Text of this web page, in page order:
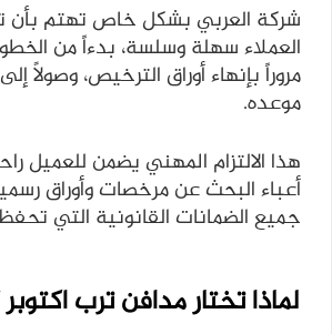
شركة العربي بشكل خاص تهتم بأن
العملاء سهلة وسلسة، بدءاً من
مروراً بإنهاء أوراق الترخيص، وصولاً
موعده.
هذا الالتزام المهني يضمن للعميل
أعباء البحث عن مرخصات وأوراق
جميع الضمانات القانونية التي
لماذا تختار مدافن ترب